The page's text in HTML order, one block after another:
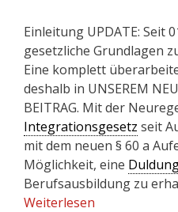
Einleitung UPDATE: Seit
gesetzliche Grundlagen
Eine komplett
deshalb in UNSEREM
BEITRAG. Mit der
Integrationsgesetz seit
mit dem neuen § 60 a
Möglichkeit, eine
Berufsausbildung zu
Weiterlesen